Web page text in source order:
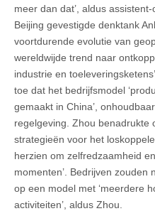
meer dan dat’, aldus
Beijing gevestigde denktank
voortdurende evolutie van
wereldwijde trend naar
industrie en
toe dat het bedrijfsmodel
gemaakt in China’,
regelgeving. Zhou benadrukte
strategieën voor het
herzien om zelfredzaamheid
momenten’. Bedrijven zouden
op een model met ‘meerdere
activiteiten’, aldus Zhou.